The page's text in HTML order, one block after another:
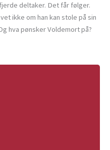
deltaker. Det får følger.
ikke om han kan stole på sin
hva pønsker Voldemort på?